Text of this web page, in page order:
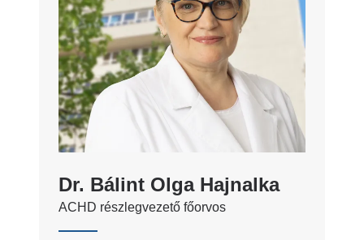
Dr. Bálint Olga Hajnalka
ACHD részlegvezető főorvos